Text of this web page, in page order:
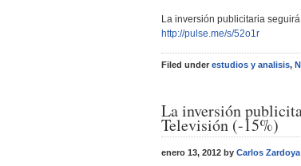
La inversión publicitaria
http://pulse.me/s/52o1r
Filed under estudios y analisis,
La inversión
Televisión (-15%)
enero 13, 2012 by Carlos Zardoya